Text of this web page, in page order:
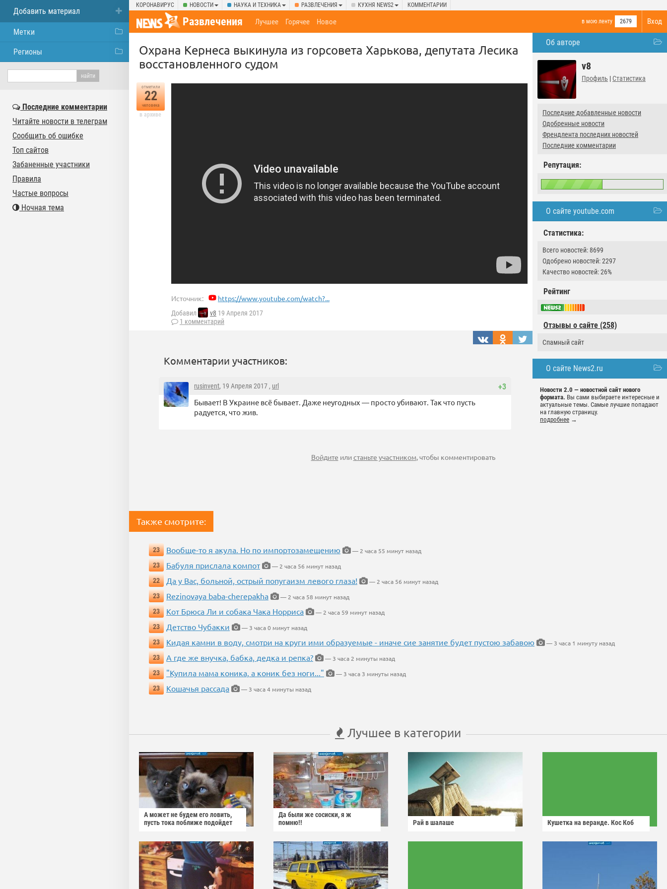
КОРОНАВИРУС НОВОСТИ НАУКА И ТЕХНИКА РАЗВЛЕЧЕНИЯ КУХНЯ NEWS2 КОММЕНТАРИИ
Вход
Развлечения в мою ленту 2679
Лучшее Горячее Новое
Об авторе
v8
Профиль | Статистика
Последние добавленные новости
Одобренные новости
Френдлента последних новостей
Последние комментарии
Репутация:
О сайте youtube.com
Статистика:
Всего новостей: 8699
Одобрено новостей: 2297
Качество новостей: 26%
Рейтинг
Отзывы о сайте (258)
Спамный сайт
О сайте News2.ru
Новости 2.0 — новостной сайт нового
формата. Вы сами выбираете интересные и
актуальные темы. Самые лучшие попадают
на главную страницу.
подробнее →
Охрана Кернеса выкинула из горсовета Харькова, депутата Лесика
восстановленного судом
отметили
22
человека
в архиве
Источник: https://www.youtube.com/watch?...
Добавил v8 19 Апреля 2017
1 комментарий
Комментарии участников:
+3
rusinvent, 19 Апреля 2017 , url
Бывает! В Украине всё бывает. Даже неугодных — просто убивают. Так что пусть
радуется, что жив.
Войдите илистаньте участником, чтобы комментировать
Также смотрите:
23 Вообще-то я акула. Но по импортозамещению
— 2 часа 55 минут назад
23
Бабуля прислала компот
— 2 часа 56 минут назад
22
Да у Вас, больной, острый попугаизм левого глаза!
— 2 часа 56 минут назад
23
Rezinovaya baba-cherepakha
— 2 часа 58 минут назад
23
Кот Брюса Ли и собака Чака Норриса
— 2 часа 59 минут назад
23
Детство Чубакки
— 3 часа 0 минут назад
23
Кидая камни в воду, смотри на круги ими образуемые - иначе сие занятие будет пустою забавою
— 3 часа 1 минуту назад
23
А где же внучка, бабка, дедка и репка?
— 3 часа 2 минуты назад
23
"Купила мама коника, а коник без ноги..."
— 3 часа 3 минуты назад
23
Кошачья рассада — 3 часа 4 минуты назад
Лучшее в категории
А может не будем его ловить,
пусть тока поближе подойдет
Да были же сосиски, я ж
помню!!
Рай в шалаше Кушетка на веранде. Кос Коб
Добавить материал
Метки
Регионы
Последние комментарии
Читайте новости в телеграм
Сообщить об ошибке
Топ сайтов
Забаненные участники
Правила
Частые вопросы
Ночная тема